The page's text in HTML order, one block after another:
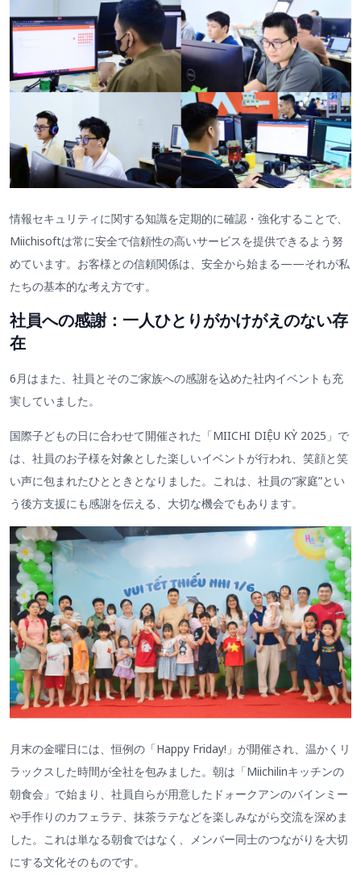
情報セキュリティに関する知識を定期的に確認・強化することで、
Miichisoftは常に安全で信頼性の高いサービスを提供できるよう努
めています。お客様との信頼関係は、安全から始まる——それが私
たちの基本的な考え方です。
社員への感謝：一人ひとりがかけがえのない存
在
6月はまた、社員とそのご家族への感謝を込めた社内イベントも充
実していました。
国際子どもの日に合わせて開催された「MIICHI DIỆU KỲ 2025」で
は、社員のお子様を対象とした楽しいイベントが行われ、笑顔と笑
い声に包まれたひとときとなりました。これは、社員の“家庭”とい
う後方支援にも感謝を伝える、大切な機会でもあります。
月末の金曜日には、恒例の「Happy Friday!」が開催され、温かくリ
ラックスした時間が全社を包みました。朝は「Miichilinキッチンの
朝食会」で始まり、社員自らが用意したドォークアンのバインミー
や手作りのカフェラテ、抹茶ラテなどを楽しみながら交流を深めま
した。これは単なる朝食ではなく、メンバー同士のつながりを大切
にする文化そのものです。